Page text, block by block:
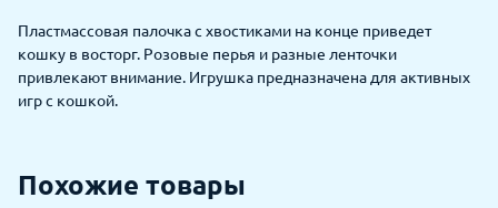
Пластмассовая палочка с хвостиками на конце приведет
кошку в восторг. Розовые перья и разные ленточки
привлекают внимание. Игрушка предназначена для активных
игр с кошкой.
Похожие товары